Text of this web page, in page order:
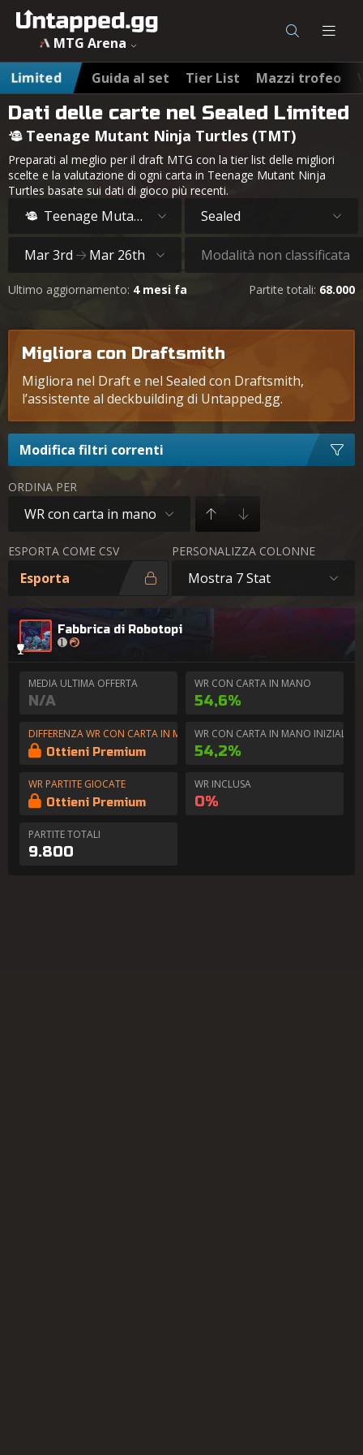
MTG Arena
Limited
Guida al set Tier List Mazzi trofeo
Dati delle carte nel Sealed Limited
Teenage Mutant Ninja Turtles (TMT)
Preparati al meglio per il draft MTG con la tier list delle migliori
scelte e la valutazione di ogni carta in Teenage Mutant Ninja
Turtles basate sui dati di gioco più recenti.
Teenage Mutant Ninja Turtles Sealed
Mar 3rd Mar 26th Modalità non classificata
Ultimo aggiornamento: 4 mesi fa Partite totali: 68.000
Migliora con Draftsmith
Migliora nel Draft e nel Sealed con Draftsmith,
l’assistente al deckbuilding di Untapped.gg.
Modifica filtri correnti
ORDINA PER
WR con carta in mano
ESPORTA COME CSV
Esporta
PERSONALIZZA COLONNE
Mostra 7 Stat
Fabbrica di Robotopi
MEDIA ULTIMA OFFERTA
N/A
WR CON CARTA IN MANO
54,6%
DIFFERENZA WR CON CARTA IN MANO
Ottieni Premium
WR CON CARTA IN MANO INIZIALE
54,2%
WR PARTITE GIOCATE
Ottieni Premium
WR INCLUSA
0%
PARTITE TOTALI
9.800